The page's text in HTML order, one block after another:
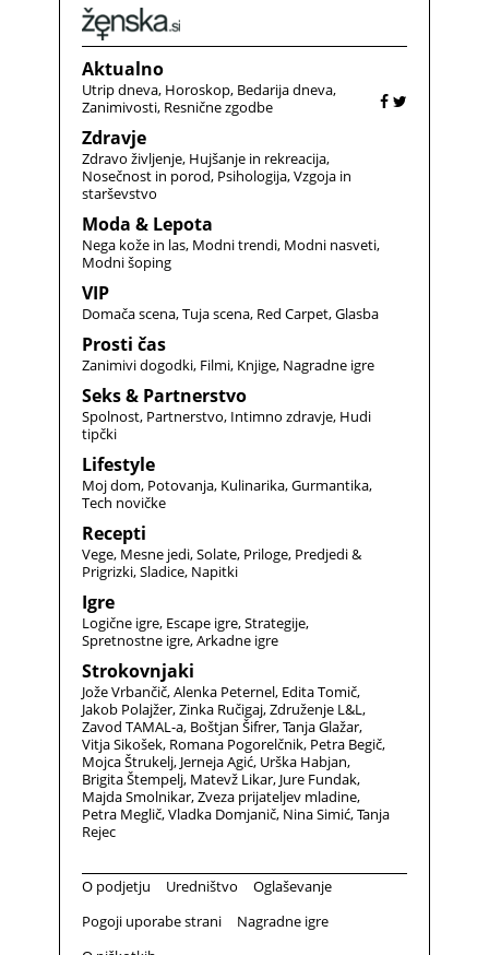
Aktualno
Utrip dneva Horoskop Bedarija dneva
Zanimivosti Resnične zgodbe
Zdravje
Zdravo življenje Hujšanje in rekreacija
Nosečnost in porod Psihologija Vzgoja in
starševstvo
Moda & Lepota
Nega kože in las Modni trendi Modni nasveti
Modni šoping
VIP
Domača scena Tuja scena Red Carpet Glasba
Prosti čas
Zanimivi dogodki Filmi Knjige Nagradne igre
Seks & Partnerstvo
Spolnost Partnerstvo Intimno zdravje Hudi
tipčki
Lifestyle
Moj dom Potovanja Kulinarika Gurmantika
Tech novičke
Recepti
Vege Mesne jedi Solate Priloge Predjedi &
Prigrizki Sladice Napitki
Igre
Logične igre Escape igre Strategije
Spretnostne igre Arkadne igre
Strokovnjaki
Jože Vrbančič Alenka Peternel Edita Tomič
Jakob Polajžer Zinka Ručigaj Združenje L&L
Zavod TAMAL-a Boštjan Šifrer Tanja Glažar
Vitja Sikošek Romana Pogorelčnik Petra Begič
Mojca Štrukelj Jerneja Agić Urška Habjan
Brigita Štempelj Matevž Likar Jure Fundak
Majda Smolnikar Zveza prijateljev mladine
Petra Meglič Vladka Domjanič Nina Simić Tanja
Rejec
O podjetju Uredništvo
Oglaševanje
Pogoji uporabe strani
Nagradne igre